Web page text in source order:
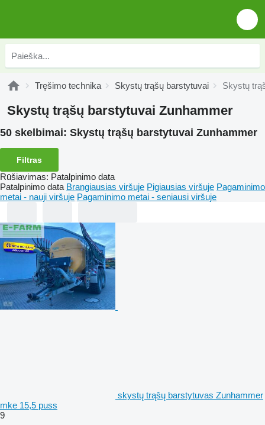
Tręšimo technika Skystų trąšų barstytuvai Skystų
Skystų trąšų barstytuvai Zunhammer
50 skelbimai: Skystų trąšų barstytuvai Zunhammer
Filtras
Rūšiavimas: Patalpinimo data
Patalpinimo data Brangiausias viršuje Pigiausias viršuje Pagaminimo
metai - nauji viršuje Pagaminimo metai - seniausi viršuje
skystų trąšų barstytuvas Zunhammer
mke 15,5 puss
9